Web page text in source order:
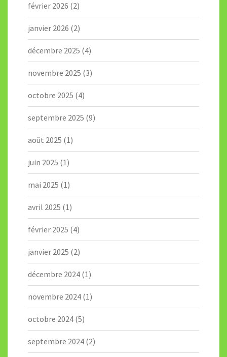
février 2026 (2)
janvier 2026 (2)
décembre 2025 (4)
novembre 2025 (3)
octobre 2025 (4)
septembre 2025 (9)
août 2025 (1)
juin 2025 (1)
mai 2025 (1)
avril 2025 (1)
février 2025 (4)
janvier 2025 (2)
décembre 2024 (1)
novembre 2024 (1)
octobre 2024 (5)
septembre 2024 (2)